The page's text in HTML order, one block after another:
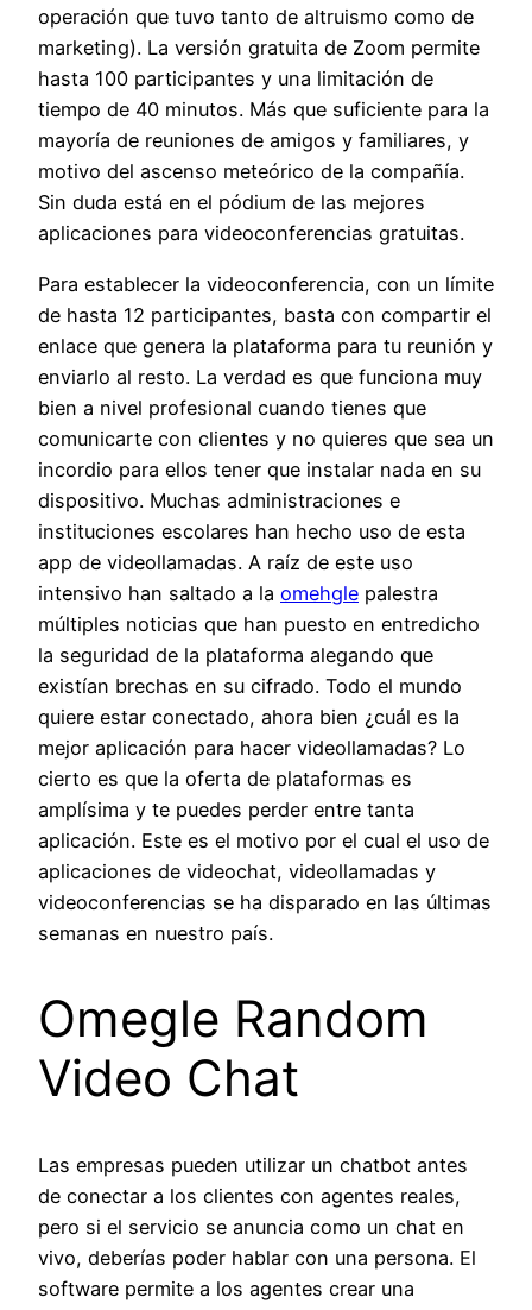
operación que tuvo tanto de altruismo como de
marketing). La versión gratuita de Zoom permite
hasta 100 participantes y una limitación de
tiempo de 40 minutos. Más que suficiente para la
mayoría de reuniones de amigos y familiares, y
motivo del ascenso meteórico de la compañía.
Sin duda está en el pódium de las mejores
aplicaciones para videoconferencias gratuitas.
Para establecer la videoconferencia, con un límite
de hasta 12 participantes, basta con compartir el
enlace que genera la plataforma para tu reunión y
enviarlo al resto. La verdad es que funciona muy
bien a nivel profesional cuando tienes que
comunicarte con clientes y no quieres que sea un
incordio para ellos tener que instalar nada en su
dispositivo. Muchas administraciones e
instituciones escolares han hecho uso de esta
app de videollamadas. A raíz de este uso
intensivo han saltado a la omehgle palestra
múltiples noticias que han puesto en entredicho
la seguridad de la plataforma alegando que
existían brechas en su cifrado. Todo el mundo
quiere estar conectado, ahora bien ¿cuál es la
mejor aplicación para hacer videollamadas? Lo
cierto es que la oferta de plataformas es
amplísima y te puedes perder entre tanta
aplicación. Este es el motivo por el cual el uso de
aplicaciones de videochat, videollamadas y
videoconferencias se ha disparado en las últimas
semanas en nuestro país.
Omegle Random
Video Chat
Las empresas pueden utilizar un chatbot antes
de conectar a los clientes con agentes reales,
pero si el servicio se anuncia como un chat en
vivo, deberías poder hablar con una persona. El
software permite a los agentes crear una